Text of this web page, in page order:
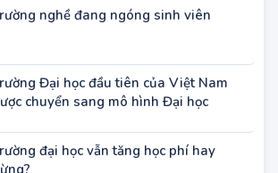
được chuyển sang mô hình Đại học